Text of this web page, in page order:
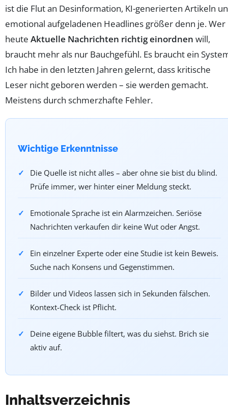
ist die Flut an Desinformation, KI-generierten Artikeln
emotional aufgeladenen Headlines größer denn je. Wer
heute Aktuelle Nachrichten richtig einordnen will,
braucht mehr als nur Bauchgefühl. Es braucht ein
Ich habe in den letzten Jahren gelernt, dass kritische
Leser nicht geboren werden – sie werden gemacht.
Meistens durch schmerzhafte Fehler.
Wichtige Erkenntnisse
Die Quelle ist nicht alles – aber ohne sie bist du blind.
Prüfe immer, wer hinter einer Meldung steckt.
Emotionale Sprache ist ein Alarmzeichen. Seriöse
Nachrichten verkaufen dir keine Wut oder Angst.
Ein einzelner Experte oder eine Studie ist kein Beweis.
Suche nach Konsens und Gegenstimmen.
Bilder und Videos lassen sich in Sekunden fälschen.
Kontext-Check ist Pflicht.
Deine eigene Bubble filtert, was du siehst. Brich sie
aktiv auf.
Inhaltsverzeichnis